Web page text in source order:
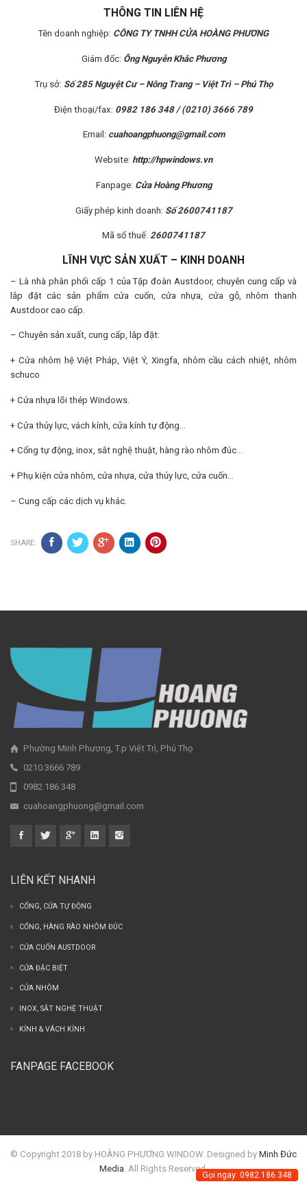
THÔNG TIN LIÊN HỆ
Tên doanh nghiệp: CÔNG TY TNHH CỬA HOÀNG PHƯƠNG
Giám đốc: Ông Nguyễn Khắc Phương
Trụ sở: Số 285 Nguyệt Cư – Nông Trang – Việt Trì – Phú Thọ
Điện thoại/fax: 0982 186 348 / (0210) 3666 789
Email: cuahoangphuong@gmail.com
Website: http://hpwindows.vn
Fanpage: Cửa Hoàng Phương
Giấy phép kinh doanh: Số 2600741187
Mã số thuế: 2600741187
LĨNH VỰC SẢN XUẤT – KINH DOANH
– Là nhà phân phối cấp 1 của Tập đoàn Austdoor, chuyên cung cấp và
lắp đặt các sản phẩm cửa cuốn, cửa nhựa, cửa gỗ, nhôm thanh
Austdoor cao cấp.
– Chuyên sản xuất, cung cấp, lắp đặt:
+ Cửa nhôm hệ Việt Pháp, Việt Ý, Xingfa, nhôm cầu cách nhiệt, nhôm
schuco
+ Cửa nhựa lõi thép Windows.
+ Cửa thủy lực, vách kính, cửa kính tự động…
+ Cổng tự động, inox, sắt nghệ thuật, hàng rào nhôm đúc…
+ Phụ kiện cửa nhôm, cửa nhựa, cửa thủy lực, cửa cuốn…
– Cung cấp các dịch vụ khác.
SHARE:
Phường Minh Phương, T.p Việt Trì, Phú Thọ
0210.3666 789
0982.186.348
cuahoangphuong@gmail.com
LIÊN KẾT NHANH
CỔNG, CỬA TỰ ĐỘNG
CỔNG, HÀNG RÀO NHÔM ĐÚC
CỬA CUỐN AUSTDOOR
CỬA ĐẶC BIỆT
CỬA NHÔM
INOX, SẮT NGHỆ THUẬT
KÍNH & VÁCH KÍNH
FANPAGE FACEBOOK
© Copyright 2018 by HOÀNG PHƯƠNG WINDOW. Designed by Minh Đức
Media. All Rights Reserved.
Gọi ngay: 0982.186.348